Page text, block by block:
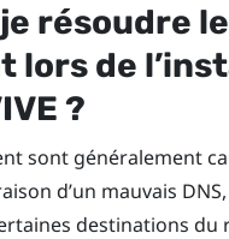
résoudre
de
?
sont généralement
d’un mauvais
destinations